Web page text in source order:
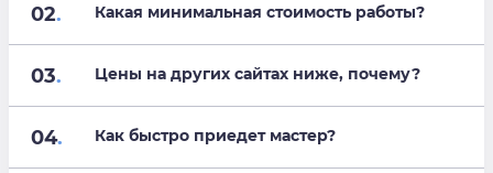
02. Какая минимальная стоимость работы?
03. Цены на других сайтах ниже, почему?
04. Как быстро приедет мастер?